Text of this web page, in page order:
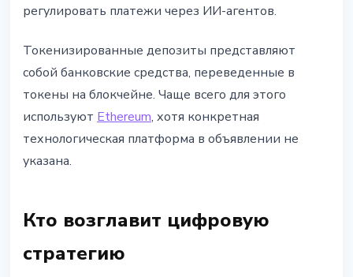
регулировать платежи через ИИ-агентов.
Токенизированные депозиты представляют
собой банковские средства, переведенные в
токены на блокчейне. Чаще всего для этого
используют Ethereum, хотя конкретная
технологическая платформа в объявлении не
указана.
Кто возглавит цифровую
стратегию